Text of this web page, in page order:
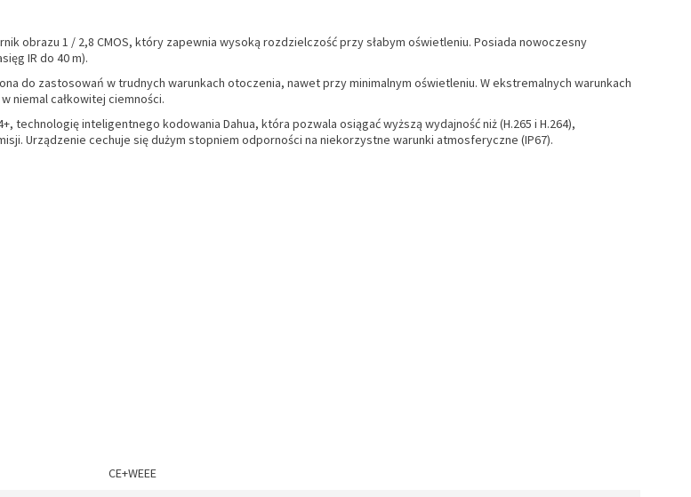
obrazu 1 / 2,8 CMOS, który zapewnia wysoką rozdzielczość przy słabym oświetleniu. Posiada nowoczesny
IR do 40 m).
do zastosowań w trudnych warunkach otoczenia, nawet przy minimalnym oświetleniu. W ekstremalnych warunkach
niemal całkowitej ciemności.
technologię inteligentnego kodowania Dahua, która pozwala osiągać wyższą wydajność niż (H.265 i H.264),
Urządzenie cechuje się dużym stopniem odporności na niekorzystne warunki atmosferyczne (IP67).
CE+WEEE